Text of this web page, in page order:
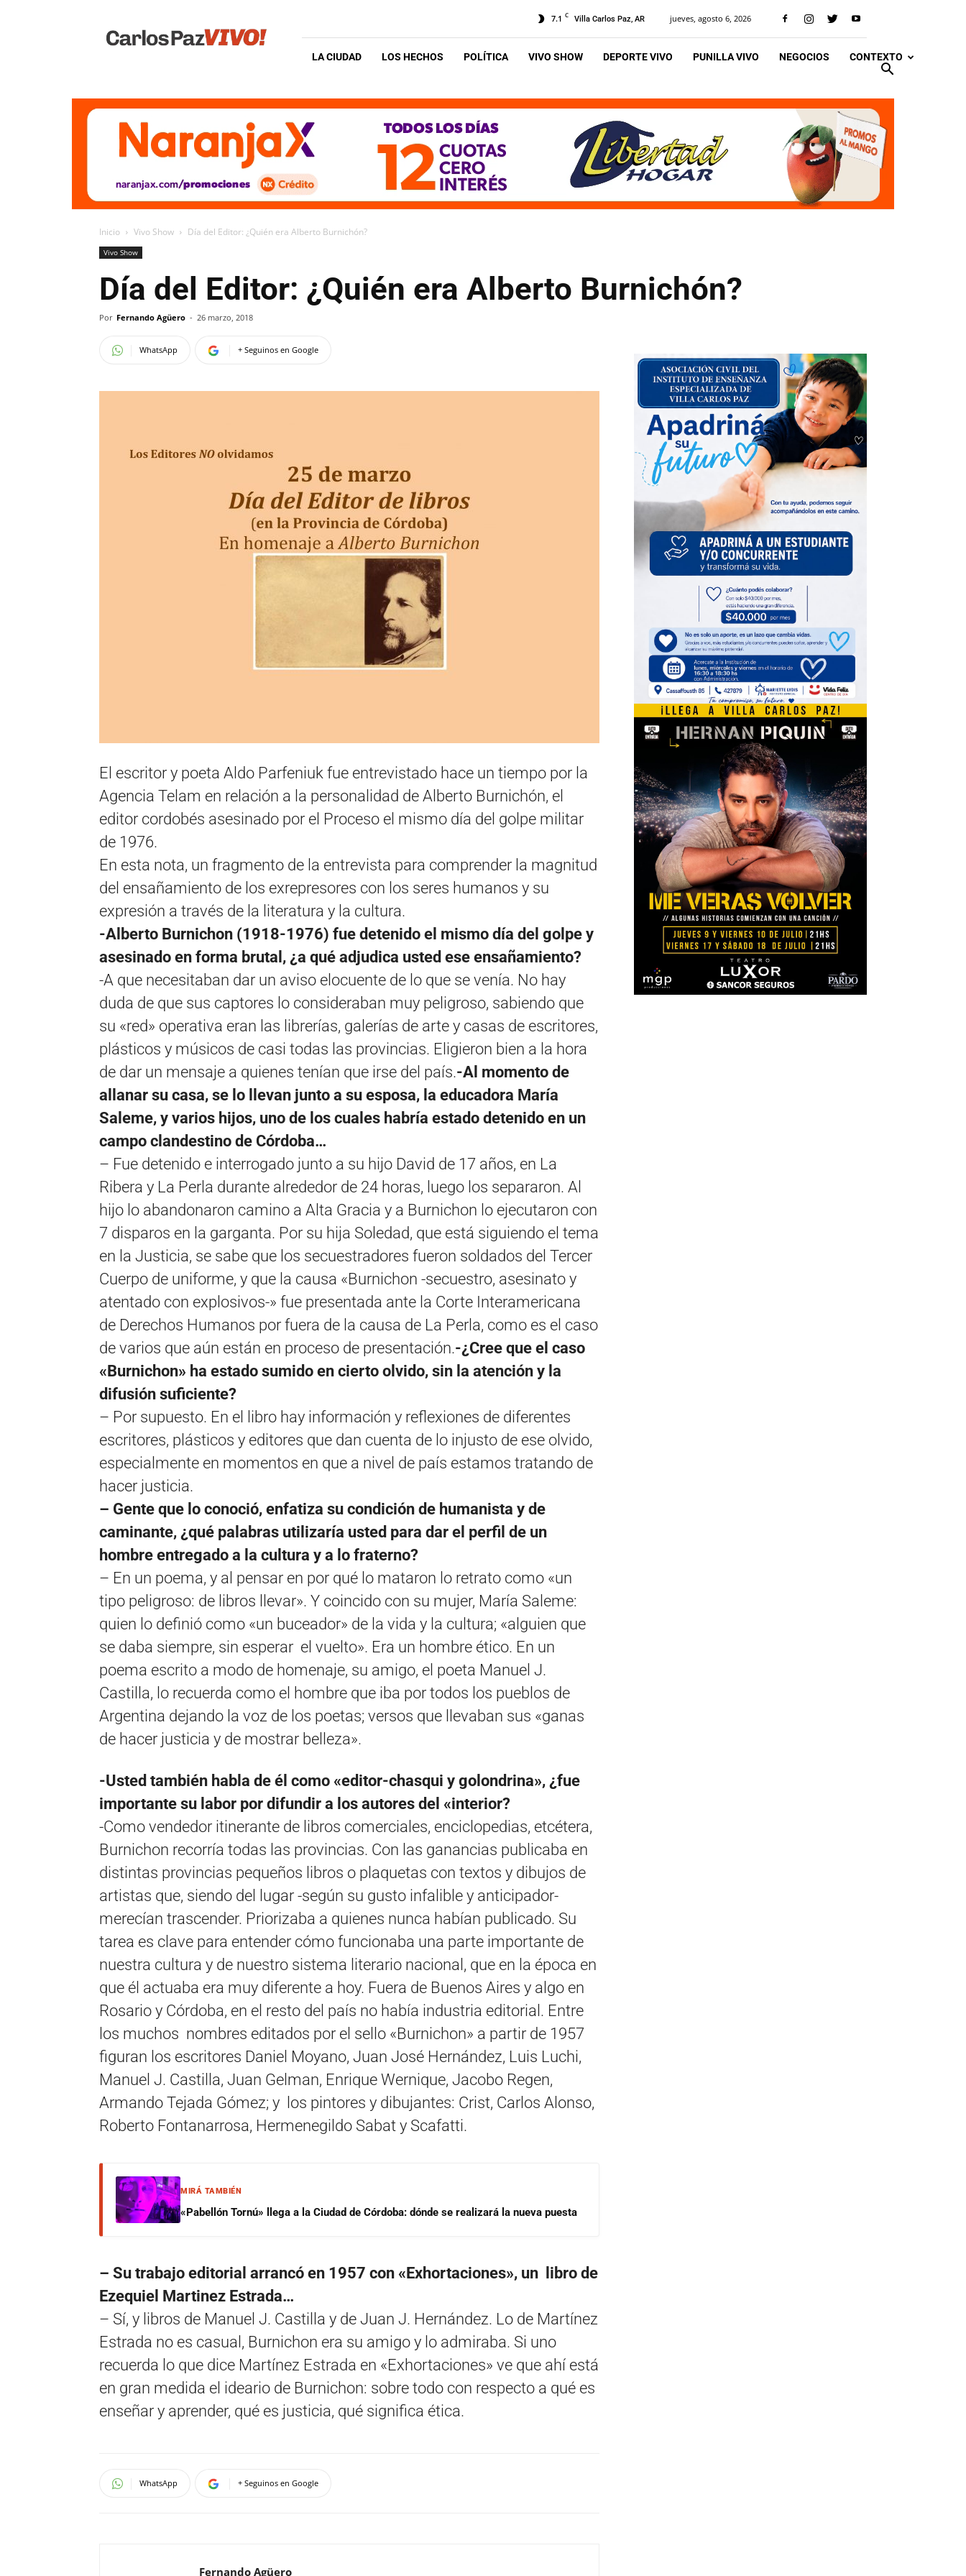
Vivo
7.1 C Villa Carlos Paz, AR jueves, agosto 6, 2026
LA CIUDAD LOS HECHOS POLÍTICA VIVO SHOW DEPORTE VIVO PUNILLA VIVO NEGOCIOS CONTEXTO
Inicio Vivo Show Día del Editor: ¿Quién era Alberto Burnichón?
Vivo Show
Día del Editor: ¿Quién era Alberto Burnichón?
Por Fernando Agüero - 26 marzo, 2018
WhatsApp + Seguinos en Google
El escritor y poeta Aldo Parfeniuk fue entrevistado hace un tiempo por la
Agencia Telam en relación a la personalidad de Alberto Burnichón, el
editor cordobés asesinado por el Proceso el mismo día del golpe militar
de 1976.
En esta nota, un fragmento de la entrevista para comprender la magnitud
del ensañamiento de los exrepresores con los seres humanos y su
expresión a través de la literatura y la cultura.
-Alberto Burnichon (1918-1976) fue detenido el mismo día del golpe y
asesinado en forma brutal, ¿a qué adjudica usted ese ensañamiento?
-A que necesitaban dar un aviso elocuente de lo que se venía. No hay
duda de que sus captores lo consideraban muy peligroso, sabiendo que
su «red» operativa eran las librerías, galerías de arte y casas de escritores,
plásticos y músicos de casi todas las provincias. Eligieron bien a la hora
de dar un mensaje a quienes tenían que irse del país.-Al momento de
allanar su casa, se lo llevan junto a su esposa, la educadora María
Saleme, y varios hijos, uno de los cuales habría estado detenido en un
campo clandestino de Córdoba…
– Fue detenido e interrogado junto a su hijo David de 17 años, en La
Ribera y La Perla durante alrededor de 24 horas, luego los separaron. Al
hijo lo abandonaron camino a Alta Gracia y a Burnichon lo ejecutaron con
7 disparos en la garganta. Por su hija Soledad, que está siguiendo el tema
en la Justicia, se sabe que los secuestradores fueron soldados del Tercer
Cuerpo de uniforme, y que la causa «Burnichon -secuestro, asesinato y
atentado con explosivos-» fue presentada ante la Corte Interamericana
de Derechos Humanos por fuera de la causa de La Perla, como es el caso
de varios que aún están en proceso de presentación.-¿Cree que el caso
«Burnichon» ha estado sumido en cierto olvido, sin la atención y la
difusión suficiente?
– Por supuesto. En el libro hay información y reflexiones de diferentes
escritores, plásticos y editores que dan cuenta de lo injusto de ese olvido,
especialmente en momentos en que a nivel de país estamos tratando de
hacer justicia.
– Gente que lo conoció, enfatiza su condición de humanista y de
caminante, ¿qué palabras utilizaría usted para dar el perfil de un
hombre entregado a la cultura y a lo fraterno?
– En un poema, y al pensar en por qué lo mataron lo retrato como «un
tipo peligroso: de libros llevar». Y coincido con su mujer, María Saleme:
quien lo definió como «un buceador» de la vida y la cultura; «alguien que
se daba siempre, sin esperar el vuelto». Era un hombre ético. En un
poema escrito a modo de homenaje, su amigo, el poeta Manuel J.
Castilla, lo recuerda como el hombre que iba por todos los pueblos de
Argentina dejando la voz de los poetas; versos que llevaban sus «ganas
de hacer justicia y de mostrar belleza».
-Usted también habla de él como «editor-chasqui y golondrina», ¿fue
importante su labor por difundir a los autores del «interior?
-Como vendedor itinerante de libros comerciales, enciclopedias, etcétera,
Burnichon recorría todas las provincias. Con las ganancias publicaba en
distintas provincias pequeños libros o plaquetas con textos y dibujos de
artistas que, siendo del lugar -según su gusto infalible y anticipador-
merecían trascender. Priorizaba a quienes nunca habían publicado. Su
tarea es clave para entender cómo funcionaba una parte importante de
nuestra cultura y de nuestro sistema literario nacional, que en la época en
que él actuaba era muy diferente a hoy. Fuera de Buenos Aires y algo en
Rosario y Córdoba, en el resto del país no había industria editorial. Entre
los muchos nombres editados por el sello «Burnichon» a partir de 1957
figuran los escritores Daniel Moyano, Juan José Hernández, Luis Luchi,
Manuel J. Castilla, Juan Gelman, Enrique Wernique, Jacobo Regen,
Armando Tejada Gómez; y los pintores y dibujantes: Crist, Carlos Alonso,
Roberto Fontanarrosa, Hermenegildo Sabat y Scafatti.
MIRÁ TAMBIÉN
«Pabellón Tornú» llega a la Ciudad de Córdoba: dónde se realizará la nueva puesta
– Su trabajo editorial arrancó en 1957 con «Exhortaciones», un libro de
Ezequiel Martinez Estrada…
– Sí, y libros de Manuel J. Castilla y de Juan J. Hernández. Lo de Martínez
Estrada no es casual, Burnichon era su amigo y lo admiraba. Si uno
recuerda lo que dice Martínez Estrada en «Exhortaciones» ve que ahí está
en gran medida el ideario de Burnichon: sobre todo con respecto a qué es
enseñar y aprender, qué es justicia, qué significa ética.
WhatsApp + Seguinos en Google
Fernando Agüero